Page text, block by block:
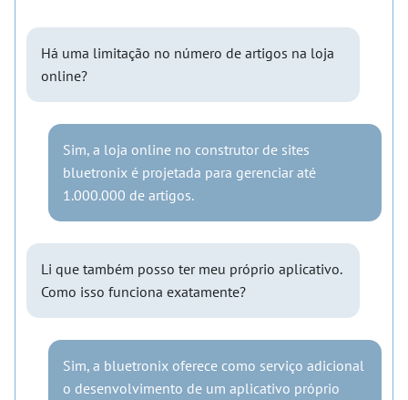
Há uma limitação no número de artigos na loja
online?
Sim, a loja online no construtor de sites
bluetronix é projetada para gerenciar até
1.000.000 de artigos.
Li que também posso ter meu próprio aplicativo.
Como isso funciona exatamente?
Sim, a bluetronix oferece como serviço adicional
o desenvolvimento de um aplicativo próprio